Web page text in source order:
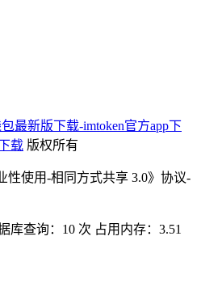
最新版下载-imtoken官方app下
载 版权所有
性使用-相同方式共享 3.0》协议-
库查询：10 次 占用内存：3.51